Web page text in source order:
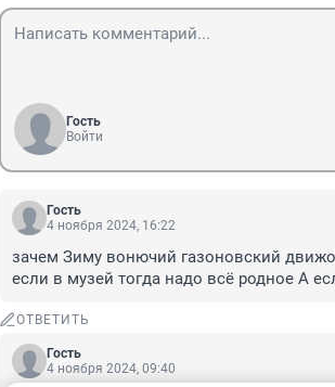
Гость
Войти
Гость
4 ноября 2024, 16:22
зачем Зиму вонючий газоновский
если в музей тогда надо всё родное А
ОТВЕТИТЬ
Гость
4 ноября 2024, 09:40